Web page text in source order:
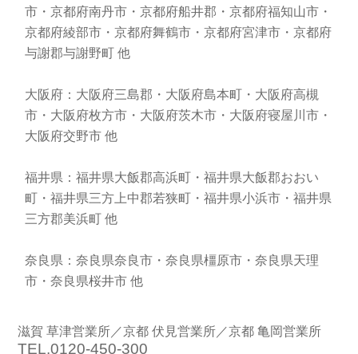
市・京都府南丹市・京都府船井郡・京都府福知山市・
京都府綾部市・京都府舞鶴市・京都府宮津市・京都府
与謝郡与謝野町 他
大阪府：大阪府三島郡・大阪府島本町・大阪府高槻
市・大阪府枚方市・大阪府茨木市・大阪府寝屋川市・
大阪府交野市 他
福井県：福井県大飯郡高浜町・福井県大飯郡おおい
町・福井県三方上中郡若狭町・福井県小浜市・福井県
三方郡美浜町 他
奈良県：奈良県奈良市・奈良県橿原市・奈良県天理
市・奈良県桜井市 他
滋賀 草津営業所／京都 伏見営業所／京都 亀岡営業所
TEL.0120-450-300